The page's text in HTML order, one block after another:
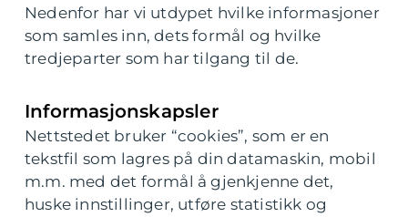
Nedenfor har vi utdypet hvilke informasjoner
som samles inn, dets formål og hvilke
tredjeparter som har tilgang til de.
Informasjonskapsler
Nettstedet bruker “cookies”, som er en
tekstfil som lagres på din datamaskin, mobil
m.m. med det formål å gjenkjenne det,
huske innstillinger, utføre statistikk og